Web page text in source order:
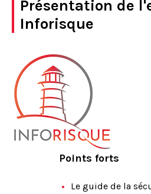
Présentation de
Inforisque
Points forts
Le guide de la